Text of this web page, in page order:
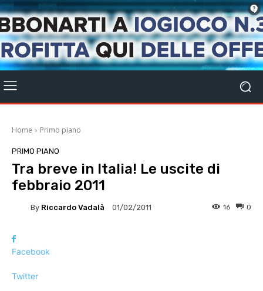
Home Primo piano
PRIMO PIANO
Tra breve in Italia! Le uscite di
febbraio 2011
By Riccardo Vadalà 01/02/2011 0
16
Facebook
Twitter